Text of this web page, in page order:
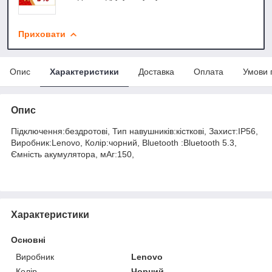
Приховати
Опис Характеристики Доставка Оплата Умови
Опис
Підключення:бездротові, Тип навушників:кісткові, Захист:IP56,
Виробник:Lenovo, Колір:чорний, Bluetooth :Bluetooth 5.3,
Ємність акумулятора, мАг:150,
Характеристики
Основні
Виробник
Lenovo